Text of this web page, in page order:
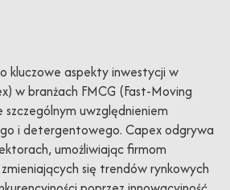
kluczowe aspekty inwestycji w
w branżach FMCG (Fast-Moving
szczególnym uwzględnieniem
i detergentowego. Capex odgrywa
umożliwiając firmom
się trendów rynkowych